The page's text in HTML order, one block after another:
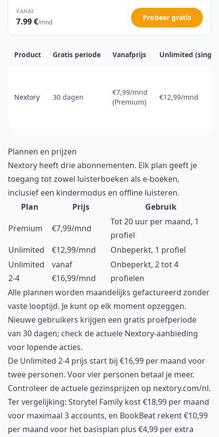
VANAF
7.99 €/mnd
Probeer gratis
Product Gratis periode Vanafprijs Unlimited
Nextory 30 dagen
€7,99/mnd
(Premium)
€12,99/mnd
Plannen en prijzen
Nextory heeft drie abonnementen. Elk plan geeft je
toegang tot zowel luisterboeken als e-boeken,
inclusief een kindermodus en offline luisteren.
Plan
Prijs
Gebruik
Premium
€7,99/mnd
Tot 20 uur per maand, 1
profiel
Unlimited
€12,99/mnd
Onbeperkt, 1 profiel
Unlimited
2-4
vanaf
€16,99/mnd
Onbeperkt, 2 tot 4
profielen
Alle plannen worden maandelijks gefactureerd zonder
vaste looptijd. Je kunt op elk moment opzeggen.
Nieuwe gebruikers krijgen een gratis proefperiode
van 30 dagen; check de actuele Nextory-aanbieding
voor lopende acties.
De Unlimited 2-4 prijs start bij €16,99 per maand voor
twee personen. Voor vier personen betaal je meer.
Controleer de actuele gezinsprijzen op nextory.com/nl.
Ter vergelijking: Storytel Family kost €18,99 per maand
voor maximaal 3 accounts, en BookBeat rekent €10,99
per maand voor het basisplan plus €4,99 per extra